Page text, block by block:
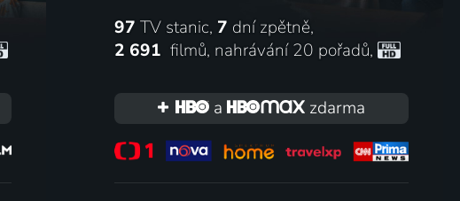
97 TV stanic, 7 dní zpětně,
2 691 filmů, nahrávání 20 pořadů,
a zdarma